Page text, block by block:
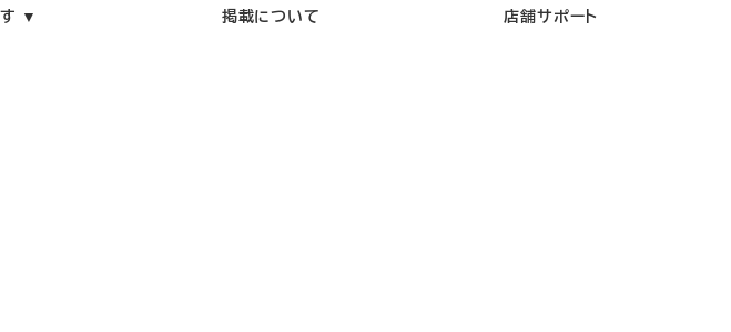
▼ 掲載について 店舗サポート